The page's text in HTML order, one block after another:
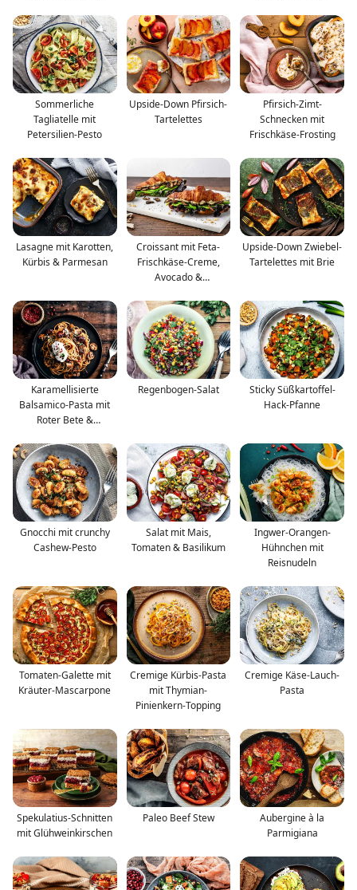
Sommerliche
Tagliatelle mit
Petersilien-Pesto
Upside-Down Pfirsich-
Tartelettes
Pfirsich-Zimt-
Schnecken mit
Frischkäse-Frosting
Lasagne mit Karotten,
Kürbis & Parmesan
Croissant mit Feta-
Frischkäse-Creme,
Avocado &
Upside-Down Zwiebel-
Tartelettes mit Brie
Karamellisierte
Balsamico-Pasta mit
Roter Bete &
Regenbogen-Salat
Sticky Süßkartoffel-
Hack-Pfanne
Gnocchi mit crunchy
Cashew-Pesto
Salat mit Mais,
Tomaten & Basilikum
Ingwer-Orangen-
Hühnchen mit
Reisnudeln
Tomaten-Galette mit
Kräuter-Mascarpone
Cremige Kürbis-Pasta
mit Thymian-
Pinienkern-Topping
Cremige Käse-Lauch-
Pasta
Spekulatius-Schnitten
mit Glühweinkirschen
Paleo Beef Stew
Aubergine à la
Parmigiana